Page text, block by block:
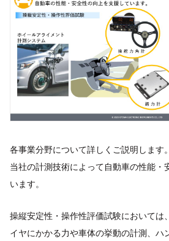
各事業分野について詳しくご説明します
当社の計測技術によって自動車の性能・
います。
操縦安定性・操作性評価試験においては
イヤにかかる力や車体の挙動の計測、ハ